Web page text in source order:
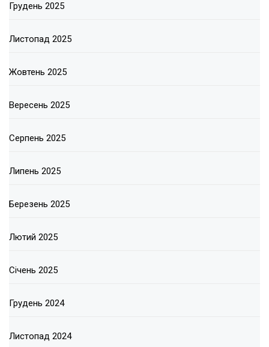
Грудень 2025
Листопад 2025
Жовтень 2025
Вересень 2025
Серпень 2025
Липень 2025
Березень 2025
Лютий 2025
Січень 2025
Грудень 2024
Листопад 2024